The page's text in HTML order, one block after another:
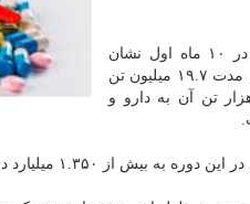
این در حالی است که بررسی وضعیت واردات در ۱۰ ماه اول نشان
میدهد که کل واردات کالاهای اساسی در طول این مدت ۱۹.۷ میلیون تن
ارزش ۹.۸ میلیارد دلار بوده است که ۱۲.۴ هزار تن آن به دارو و
از ۱.۳۵۰ میلیارد دلار می رسد.